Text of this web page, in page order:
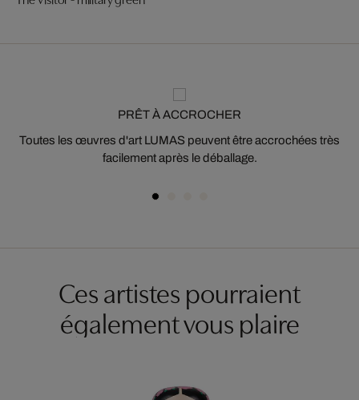
PRÊT À ACCROCHER
Toutes les œuvres d'art LUMAS peuvent être accrochées très
facilement après le déballage.
Ces artistes pourraient
également vous plaire